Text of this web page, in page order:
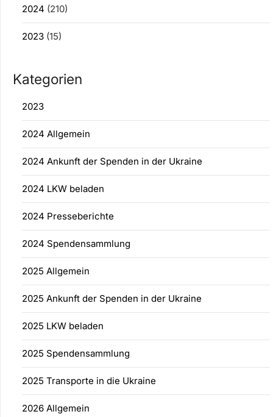
2024 (210)
2023 (15)
Kategorien
2023
2024 Allgemein
2024 Ankunft der Spenden in der Ukraine
2024 LKW beladen
2024 Presseberichte
2024 Spendensammlung
2025 Allgemein
2025 Ankunft der Spenden in der Ukraine
2025 LKW beladen
2025 Spendensammlung
2025 Transporte in die Ukraine
2026 Allgemein